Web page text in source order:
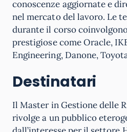
conoscenze aggiornate e
nel mercato del lavoro. Le
durante il corso
prestigiose come Oracle,
Engineering, Danone,
Destinatari
Il Master in Gestione delle
rivolge a un pubblico